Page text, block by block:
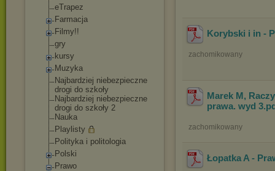
eTrapez
Farmacja
Filmy!!
gry
kursy
Muzyka
Najbardziej niebezpieczne
drogi do szkoły
Najbardziej niebezpieczne
drogi do szkoły 2
Nauka
Playlisty
Polityka i politologia
Polski
Prawo
Korybski i in -
zachomikowany
Marek M,
prawa. wyd 3
zachomikowany
Łopatka A -